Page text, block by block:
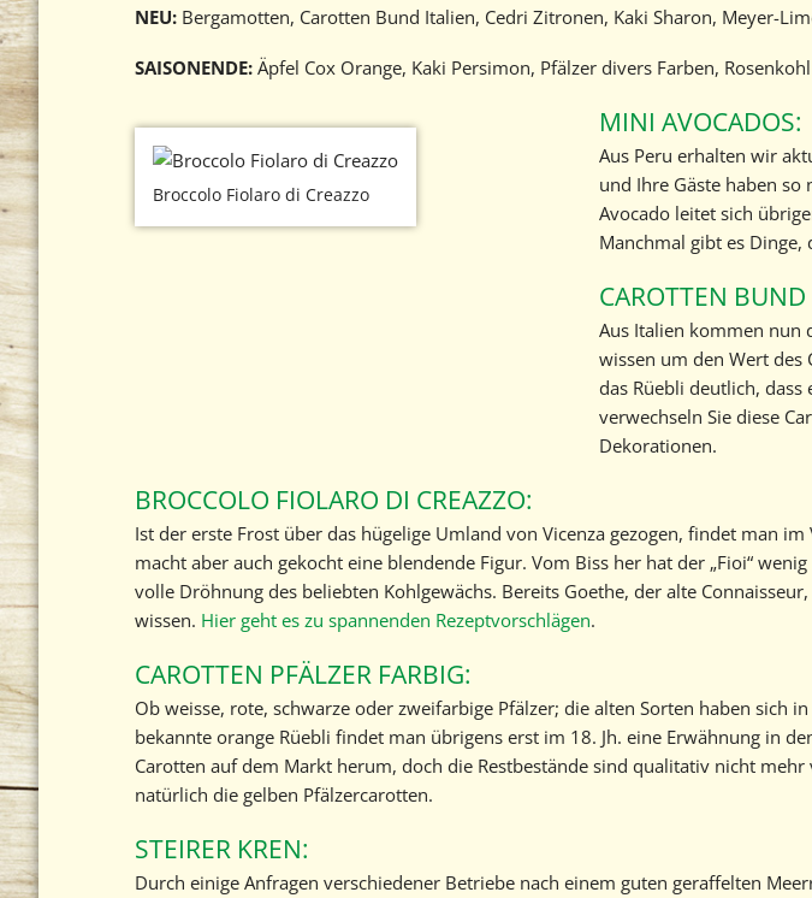
NEU: Bergamotten, Carotten Bund Italien, Cedri Zitronen, Kaki Sharon, Meyer-
SAISONENDE: Äpfel Cox Orange, Kaki Persimon, Pfälzer divers Farben,
Broccolo Fiolaro di Creazzo
MINI AVOCADOS:
Aus Peru erhalten wir
und Ihre Gäste haben so
Avocado leitet sich
Manchmal gibt es
CAROTTEN
Aus Italien kommen nun
wissen um den Wert des
das Rüebli deutlich,
verwechseln Sie diese
Dekorationen.
BROCCOLO FIOLARO DI CREAZZO:
Ist der erste Frost über das hügelige Umland von Vicenza gezogen, findet man
macht aber auch gekocht eine blendende Figur. Vom Biss her hat der „Fioi“
volle Dröhnung des beliebten Kohlgewächs. Bereits Goethe, der alte
wissen. Hier geht es zu spannenden Rezeptvorschlägen.
CAROTTEN PFÄLZER FARBIG:
Ob weisse, rote, schwarze oder zweifarbige Pfälzer; die alten Sorten haben sich
bekannte orange Rüebli findet man übrigens erst im 18. Jh. eine Erwähnung in
Carotten auf dem Markt herum, doch die Restbestände sind qualitativ nicht
natürlich die gelben Pfälzercarotten.
STEIRER KREN:
Durch einige Anfragen verschiedener Betriebe nach einem guten geraffelten